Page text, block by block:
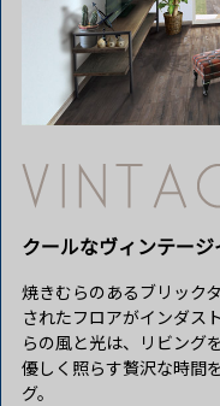
クールなヴィンテー
焼きむらのあるブリック
されたフロアがインダス
らの風と光は、リビング
優しく照らす贅沢な時間
グ。